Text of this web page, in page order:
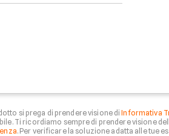
si prega di prendere visione diInformativa
Ti ricordiamo sempre di prendere visione
. Per verificare la soluzione adatta alle tue